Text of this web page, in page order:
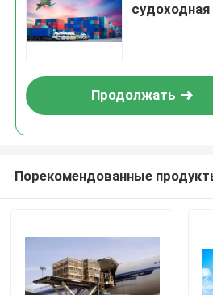
Продолжать
Порекомендованные